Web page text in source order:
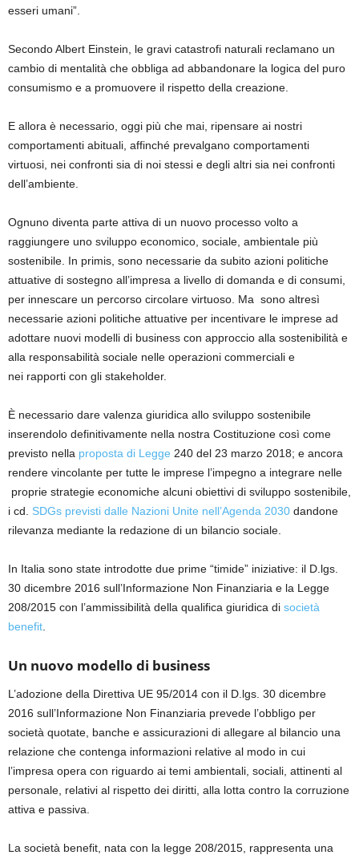
esseri umani”
Secondo Albert Einstein, le gravi catastrofi naturali reclamano un
cambio di mentalità che obbliga ad abbandonare la logica del puro
consumismo e a promuovere il rispetto della creazione.
E allora è necessario oggi più che mai ripensare ai nostri
comportamenti abituali, affinché prevalgano comportamenti
virtuosi nei confronti sia di noi stessi e degli altri sia nei confronti
dell’ambiente.
Ognuno diventa parte attiva di un nuovo processo volto a
raggiungere uno sviluppo economico, sociale, ambientale più
sostenibile. In primis, sono necessarie da subito azioni politiche
attuative di sostegno all’impresa a livello di domanda e di consumi,
per innescare un percorso circolare virtuoso Ma sono altresì
necessarie azioni politiche attuative per incentivare le imprese ad
adottare nuovi modelli di business con approccio alla sostenibilità e
alla responsabilità sociale nelle operazioni commerciali e
nei rapporti con gli stakeholder.
È necessario dare valenza giuridica allo sviluppo sostenibile
inserendolo definitivamente nella nostra Costituzione così come
previsto nella proposta di Legge 240 del 23 marzo 2018; e ancora
rendere vincolante per tutte le imprese l’impegno a integrare nelle
proprie strategie economiche alcuni obiettivi di sviluppo sostenibile
i cd. SDGs previsti dalle Nazioni Unite nell’Agenda 2030 dandone
rilevanza mediante la redazione di un bilancio sociale.
In Italia sono state introdotte due prime “timide” iniziative: il D.lgs.
30 dicembre 2016 sull’Informazione Non Finanziaria e la Legge
208/2015 con l’ammissibilità della qualifica giuridica di società
benefit
Un nuovo modello di business
L ’adozione della Direttiva UE 95/2014 con il D lgs. 30 dicembre
2016 sull’Informazione Non Finanziaria prevede l’obbligo per
società quotate, banche e assicurazioni di allegare al bilancio una
relazione che contenga informazioni relative al modo in cui
l’impresa opera con riguardo ai temi ambientali, sociali, attinenti al
personale, relativi al rispetto dei diritti, alla lotta contro la corruzione
attiva e passiva.
L a società benefit , nata con la legge 208/2015, rappresenta una